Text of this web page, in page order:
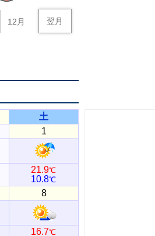
12月 翌月
土
1
21.9℃
10.8℃
8
16.7℃